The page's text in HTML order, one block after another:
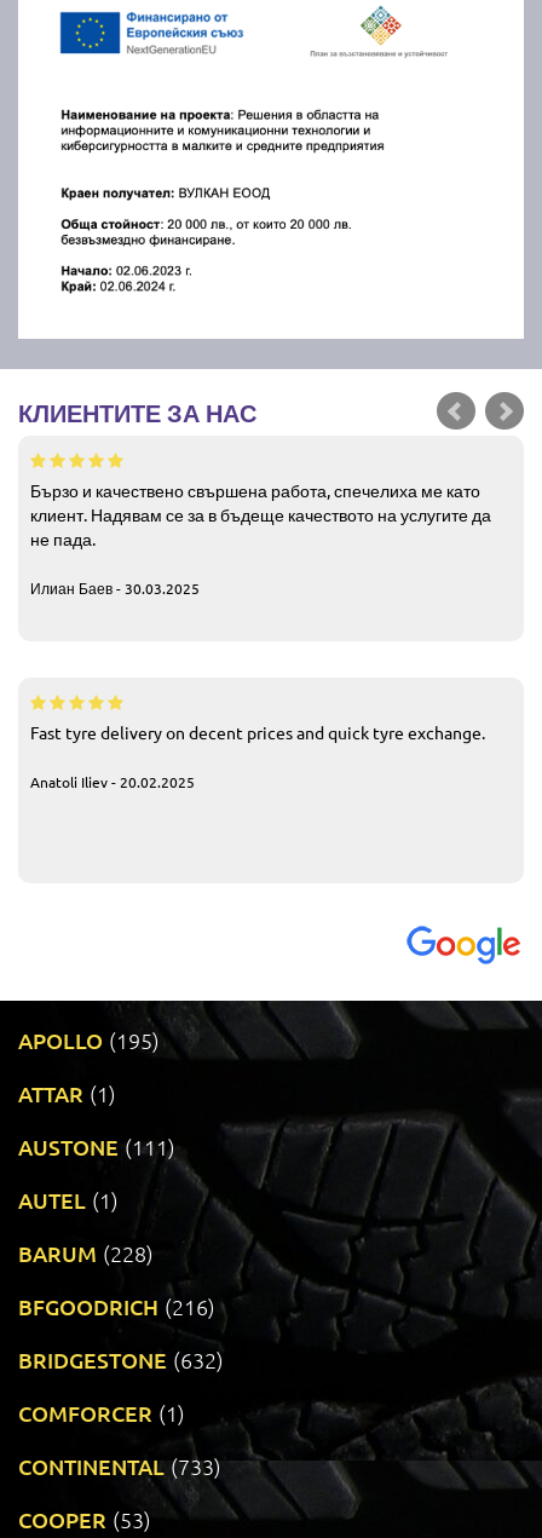
КЛИЕНТИТЕ ЗА НАС
Бързо и качествено свършена работа, спечелиха ме като
клиент. Надявам се за в бъдеще качеството на услугите да
не пада.
Илиан Баев - 30.03.2025
Fast tyre delivery on decent prices and quick tyre exchange.
Anatoli Iliev - 20.02.2025
APOLLO (195)
ATTAR (1)
AUSTONE (111)
AUTEL (1)
BARUM (228)
BFGOODRICH (216)
BRIDGESTONE (632)
COMFORCER (1)
CONTINENTAL (733)
COOPER (53)